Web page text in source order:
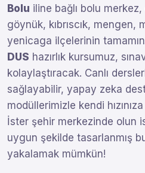
Bolu iline bağlı bolu
göynük, kıbrıscık, mengen,
yenicaga ilçelerinin
DUS hazırlık kursumuz,
kolaylaştıracak. Canlı
sağlayabilir, yapay zeka
modüllerimizle kendi
İster şehir merkezinde olun
uygun şekilde tasarlanmış
yakalamak mümkün!